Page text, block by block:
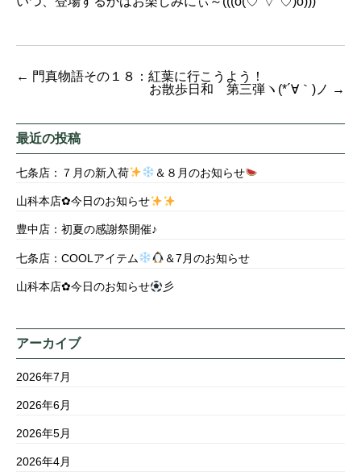
← 門真物語その１８：紅葉に行こうよう！
お散歩日和 第三弾ヽ(*´∀｀)ノ →
最近の投稿
七条店：７月の新入荷 ＆８月のお知らせ
山科本店✿今日のお知らせ
豊中店：初夏の感謝祭開催♪
七条店：COOLアイテム ＆7月のお知らせ
山科本店✿今日のお知らせ 彡
アーカイブ
2026年7月
2026年6月
2026年5月
2026年4月